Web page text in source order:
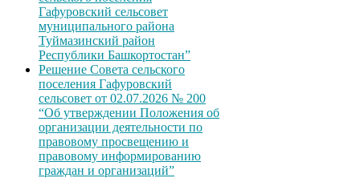
Гафуровский сельсовет
муниципального района
Туймазинский район
Республики Башкортостан”
Решение Совета сельского
поселения Гафуровский
сельсовет от 02.07.2026 № 200
“Об утверждении Положения об
организации деятельности по
правовому просвещению и
правовому информированию
граждан и организаций”